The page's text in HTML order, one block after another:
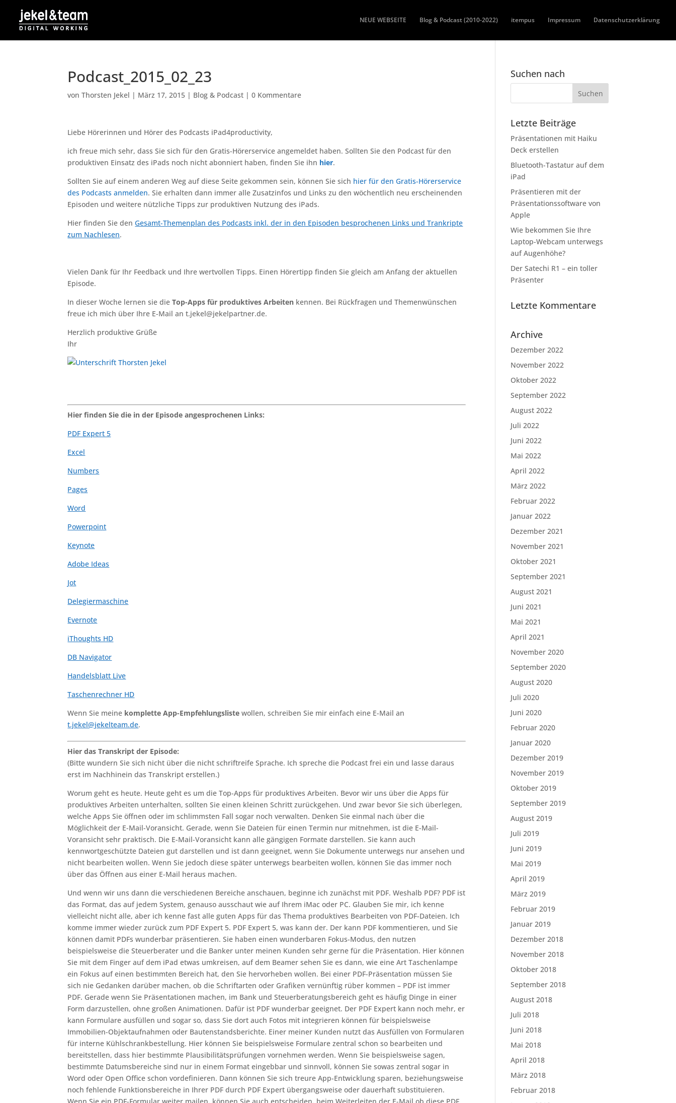
NEUE WEBSEITE Blog & Podcast (2010-2022) itempus Impressum Datenschutzerklärung
Podcast_2015_02_23
vonThorsten Jekel | März 17, 2015 | Blog & Podcast |0 Kommentare
Liebe Hörerinnen und Hörer des Podcasts iPad4productivity,
ich freue mich sehr, dass Sie sich für den Gratis-Hörerservice angemeldet haben. Sollten Sie den Podcast für den
produktiven Einsatz des iPads noch nicht abonniert haben, finden Sie ihn hier.
Sollten Sie auf einem anderen Weg auf diese Seite gekommen sein, können Sie sich hier für den Gratis-Hörerservice
des Podcasts anmelden. Sie erhalten dann immer alle Zusatzinfos und Links zu den wöchentlich neu erscheinenden
Episoden und weitere nützliche Tipps zur produktiven Nutzung des iPads.
Hier finden Sie denGesamt-Themenplan des Podcasts inkl. der in den Episoden besprochenen Links und Trankripte
zum Nachlesen.
Vielen Dank für Ihr Feedback und Ihre wertvollen Tipps. Einen Hörertipp finden Sie gleich am Anfang der aktuellen
Episode.
In dieser Woche lernen sie dieTop-Apps für produktives Arbeiten kennen. Bei Rückfragen und Themenwünschen
freue ich mich über Ihre E-Mail an t.jekel@jekelpartner.de.
Herzlich produktive Grüße
Ihr
Hier finden Sie die in der Episode angesprochenen Links:
PDF Expert 5
Excel
Numbers
Pages
Word
Powerpoint
Keynote
Adobe Ideas
Jot
Delegiermaschine
Evernote
iThoughts HD
DB Navigator
Handelsblatt Live
Taschenrechner HD
Wenn Sie meine komplette App-Empfehlungsliste wollen, schreiben Sie mir einfach eine E-Mail an
t.jekel@jekelteam.de.
Hier das Transkript der Episode:
(Bitte wundern Sie sich nicht über die nicht schriftreife Sprache. Ich spreche die Podcast frei ein und lasse daraus
erst im Nachhinein das Transkript erstellen.)
Worum geht es heute. Heute geht es um die Top-Apps für produktives Arbeiten. Bevor wir uns über die Apps für
produktives Arbeiten unterhalten, sollten Sie einen kleinen Schritt zurückgehen. Und zwar bevor Sie sich überlegen,
welche Apps Sie öffnen oder im schlimmsten Fall sogar noch verwalten. Denken Sie einmal nach über die
Möglichkeit der E-Mail-Voransicht. Gerade, wenn Sie Dateien für einen Termin nur mitnehmen, ist die E-Mail-
Voransicht sehr praktisch. Die E-Mail-Voransicht kann alle gängigen Formate darstellen. Sie kann auch
kennwortgeschützte Dateien gut darstellen und ist dann geeignet, wenn Sie Dokumente unterwegs nur ansehen und
nicht bearbeiten wollen. Wenn Sie jedoch diese später unterwegs bearbeiten wollen, können Sie das immer noch
über das Öffnen aus einer E-Mail heraus machen.
Und wenn wir uns dann die verschiedenen Bereiche anschauen, beginne ich zunächst mit PDF. Weshalb PDF? PDF ist
das Format, das auf jedem System, genauso ausschaut wie auf Ihrem iMac oder PC. Glauben Sie mir, ich kenne
vielleicht nicht alle, aber ich kenne fast alle guten Apps für das Thema produktives Bearbeiten von PDF-Dateien. Ich
komme immer wieder zurück zum PDF Expert 5. PDF Expert 5, was kann der. Der kann PDF kommentieren, und Sie
können damit PDFs wunderbar präsentieren. Sie haben einen wunderbaren Fokus-Modus, den nutzen
beispielsweise die Steuerberater und die Banker unter meinen Kunden sehr gerne für die Präsentation. Hier können
Sie mit dem Finger auf dem iPad etwas umkreisen, auf dem Beamer sehen Sie es dann, wie eine Art Taschenlampe
ein Fokus auf einen bestimmten Bereich hat, den Sie hervorheben wollen. Bei einer PDF-Präsentation müssen Sie
sich nie Gedanken darüber machen, ob die Schriftarten oder Grafiken vernünftig rüber kommen – PDF ist immer
PDF. Gerade wenn Sie Präsentationen machen, im Bank und Steuerberatungsbereich geht es häufig Dinge in einer
Form darzustellen, ohne großen Animationen. Dafür ist PDF wunderbar geeignet. Der PDF Expert kann noch mehr, er
kann Formulare ausfüllen und sogar so, dass Sie dort auch Fotos mit integrieren können für beispielsweise
Immobilien-Objektaufnahmen oder Bautenstandsberichte. Einer meiner Kunden nutzt das Ausfüllen von Formularen
für interne Kühlschrankbestellung. Hier können Sie beispielsweise Formulare zentral schon so bearbeiten und
bereitstellen, dass hier bestimmte Plausibilitätsprüfungen vornehmen werden. Wenn Sie beispielsweise sagen,
bestimmte Datumsbereiche sind nur in einem Format eingebbar und sinnvoll, können Sie sowas zentral sogar in
Word oder Open Office schon vordefinieren. Dann können Sie sich treure App-Entwicklung sparen, beziehungsweise
noch fehlende Funktionsbereiche in Ihrer PDF durch PDF Expert übergangsweise oder dauerhaft substituieren.
Suchen nach
Letzte Beiträge
Präsentationen mit Haiku
Deck erstellen
Bluetooth-Tastatur auf dem
iPad
Präsentieren mit der
Präsentationssoftware von
Apple
Wie bekommen Sie Ihre
Laptop-Webcam unterwegs
auf Augenhöhe?
Der Satechi R1 – ein toller
Präsenter
Letzte Kommentare
Archive
Dezember 2022
November 2022
Oktober 2022
September 2022
August 2022
Juli 2022
Juni 2022
Mai 2022
April 2022
März 2022
Februar 2022
Januar 2022
Dezember 2021
November 2021
Oktober 2021
September 2021
August 2021
Juni 2021
Mai 2021
April 2021
November 2020
September 2020
August 2020
Juli 2020
Juni 2020
Februar 2020
Januar 2020
Dezember 2019
November 2019
Oktober 2019
September 2019
August 2019
Juli 2019
Juni 2019
Mai 2019
April 2019
März 2019
Februar 2019
Januar 2019
Dezember 2018
November 2018
Oktober 2018
September 2018
August 2018
Juli 2018
Juni 2018
Mai 2018
April 2018
März 2018
Februar 2018